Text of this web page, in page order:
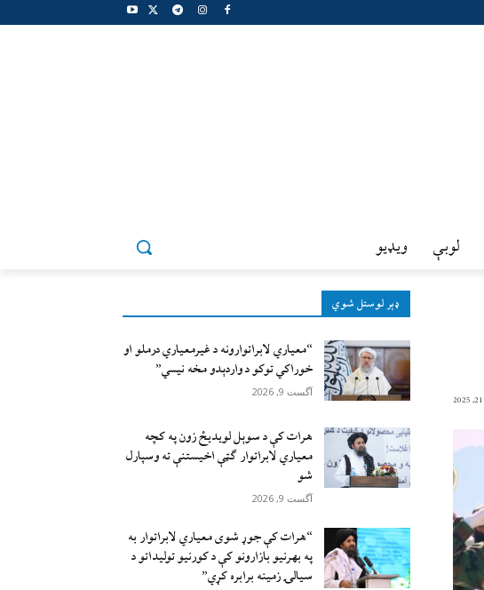
لوبې ويډيو
ډېر لوستل شوي
“معیاري لابراتوارونه د غیرمعیاري درملو او
خوراکي توکو د واردېدو مخه نیسي”
آگست 9, 2026
هرات کې د سوېل ‌لویدیځ زون په کچه
معیاري لابراتوار ګټې اخیستنې ته وسپارل
شو
آگست 9, 2026
“هرات کې جوړ شوی معیاري لابراتوار به
په بهرنیو بازارونو کې د کورنیو تولیداتو د
سیالۍ زمینه برابره کړي”